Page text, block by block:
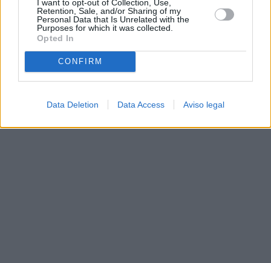
I want to opt-out of Collection, Use,
Retention, Sale, and/or Sharing of my
Personal Data that Is Unrelated with the
Purposes for which it was collected.
Opted In
CONFIRM
Data Deletion Data Access Aviso legal